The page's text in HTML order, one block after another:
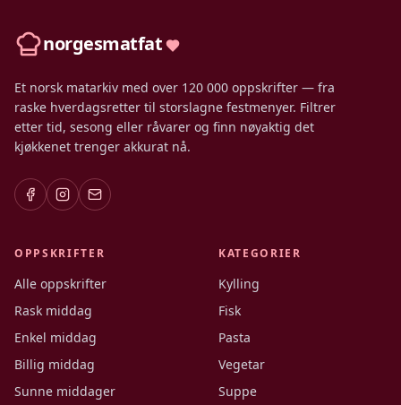
norgesmatfat
Et norsk matarkiv med over 120 000 oppskrifter — fra
raske hverdagsretter til storslagne festmenyer. Filtrer
etter tid, sesong eller råvarer og finn nøyaktig det
kjøkkenet trenger akkurat nå.
OPPSKRIFTER
Alle oppskrifter
Rask middag
Enkel middag
Billig middag
Sunne middager
KATEGORIER
Kylling
Fisk
Pasta
Vegetar
Suppe